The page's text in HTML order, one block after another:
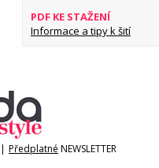
PDF KE STAŽENÍ
Informace a tipy k šití
| Předplatné NEWSLETTER